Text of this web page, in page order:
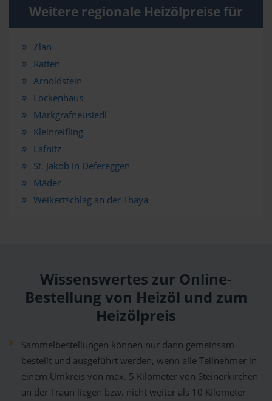
Weitere regionale Heizölpreise für
Zlan
Ratten
Arnoldstein
Lockenhaus
Markgrafneusiedl
Kleinreifling
Lafnitz
St. Jakob in Defereggen
Mäder
Weikertschlag an der Thaya
Wissenswertes zur Online-
Bestellung von Heizöl und zum
Heizölpreis
Sammelbestellungen können nur dann gemeinsam
bestellt und ausgeführt werden, wenn alle Teilnehmer in
einem Umkreis von max. 5 Kilometer von Steinerkirchen
an der Traun liegen bzw. nicht weiter als 10 Kilometer